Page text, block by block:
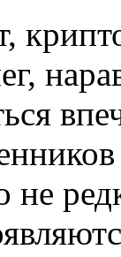
не